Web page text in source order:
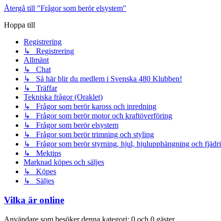
Återgå till "Frågor som berör elsystem"
Hoppa till
Registrering
↳ Registrering
Allmänt
↳ Chat
↳ Så här blir du medlem i Svenska 480 Klubben!
↳ Träffar
Tekniska frågor (Oraklet)
↳ Frågor som berör kaross och inredning
↳ Frågor som berör motor och kraftöverföring
↳ Frågor som berör elsystem
↳ Frågor som berör trimning och styling
↳ Frågor som berör styrning, hjul, hjulupphängning och
↳ Mektips
Marknad köpes och säljes
↳ Köpes
↳ Säljes
Vilka är online
Användare som besöker denna kategori: 0 och 0 gäster